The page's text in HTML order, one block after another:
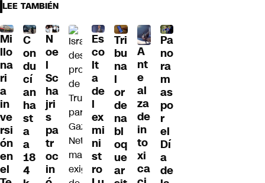
LEE TAMBIÉN
Mi
llo
na
ri
a
in
ve
rsi
ón
en
el
C
on
du
cí
an
ha
st
a
a
18
4
N
oe
l
Sc
ha
jri
s
pa
tr
oc
in
Es
co
lt
a
de
l
ex
mi
ni
st
ro
Tri
bu
na
l
or
de
na
bl
oq
ue
ar
A
nt
e
al
za
de
in
to
xi
ca
Pa
no
ra
m
as
po
r
el
Dí
a
de